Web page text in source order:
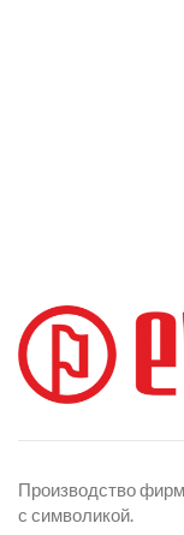
Производство
с символикой.